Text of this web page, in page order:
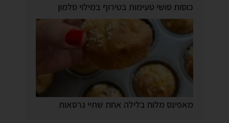
כוסות סושי טעימות בטירוף במילוי סלמון
מאפינס מלוח בלילה אחת שתיי גרסאות